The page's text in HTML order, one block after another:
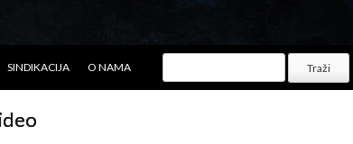
SINDIKACIJA O NAMA